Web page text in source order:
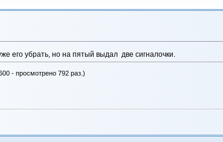
его убрать, но на пятый выдал две сигналочки.
- просмотрено 792 раз.)